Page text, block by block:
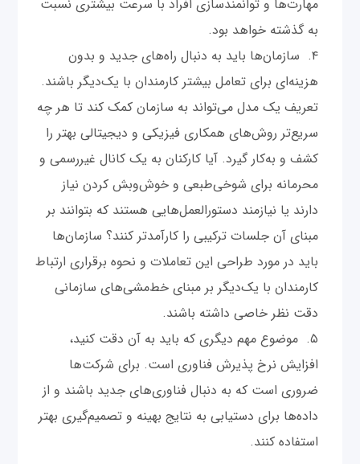
مهارت‌ها و توانمندسازی افراد با سرعت بیشتری نسبت
به گذشته خواهد بود.
سازمان‌ها باید به دنبال راه‌های جدید و بدون
هزینه‌ای برای تعامل بیشتر کارمندان با یک‌دیگر باشند.
تعریف یک مدل می‌تواند به سازمان کمک کند تا هر چه
سریع‌تر روش‌های همکاری فیزیکی و دیجیتالی بهتر را
کشف و به‌کار گیرد. آیا کارکنان به یک کانال غیررسمی و
محرمانه برای شوخی‌طبعی و خوش‌وبش کردن نیاز
دارند یا نیازمند دستورالعمل‌هایی هستند که بتوانند بر
مبنای آن جلسات ترکیبی را کارآمدتر کنند؟ سازمان‌ها
باید در مورد طراحی این تعاملات و نحوه برقراری ارتباط
کارمندان با یک‌دیگر بر مبنای خط‌مشی‌های سازمانی
دقت نظر خاصی داشته باشند.
موضوع مهم دیگری که باید به آن دقت کنید،
افزایش نرخ پذیرش فناوری است. برای شرکت‌ها
ضروری است که به دنبال فناوری‌های جدید باشند و از
داده‌ها برای دستیابی به نتایج بهینه و تصمیم‌گیری بهتر
استفاده کنند.